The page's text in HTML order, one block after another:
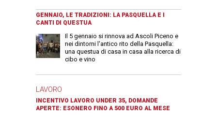
GENNAIO, LE TRADIZIONI: LA PASQUELLA E I
CANTI DI QUESTUA
Il 5 gennaio si rinnova ad Ascoli Piceno e
nei dintorni l'antico rito della Pasquella:
una questua di casa in casa alla ricerca di
cibo e vino
LAVORO
INCENTIVO LAVORO UNDER 35, DOMANDE
APERTE: ESONERO FINO A 500 EURO AL MESE